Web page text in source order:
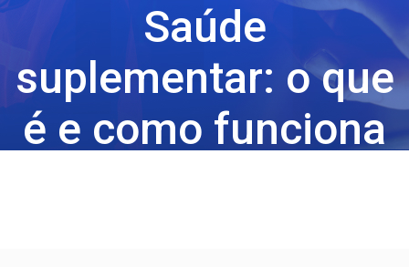
Saúde
suplementar: o que
é e como funciona